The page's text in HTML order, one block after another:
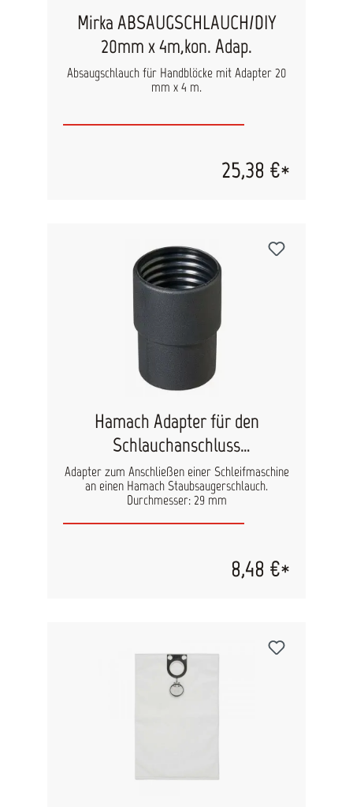
Mirka ABSAUGSCHLAUCH/DIY
20mm x 4m,kon. Adap.
Absaugschlauch für Handblöcke mit Adapter 20
mm x 4 m.
25,38 €*
Hamach Adapter für den
Schlauchanschluss
Schleifmaschine, 29mm
Adapter zum Anschließen einer Schleifmaschine
an einen Hamach Staubsaugerschlauch.
Durchmesser: 29 mm
8,48 €*